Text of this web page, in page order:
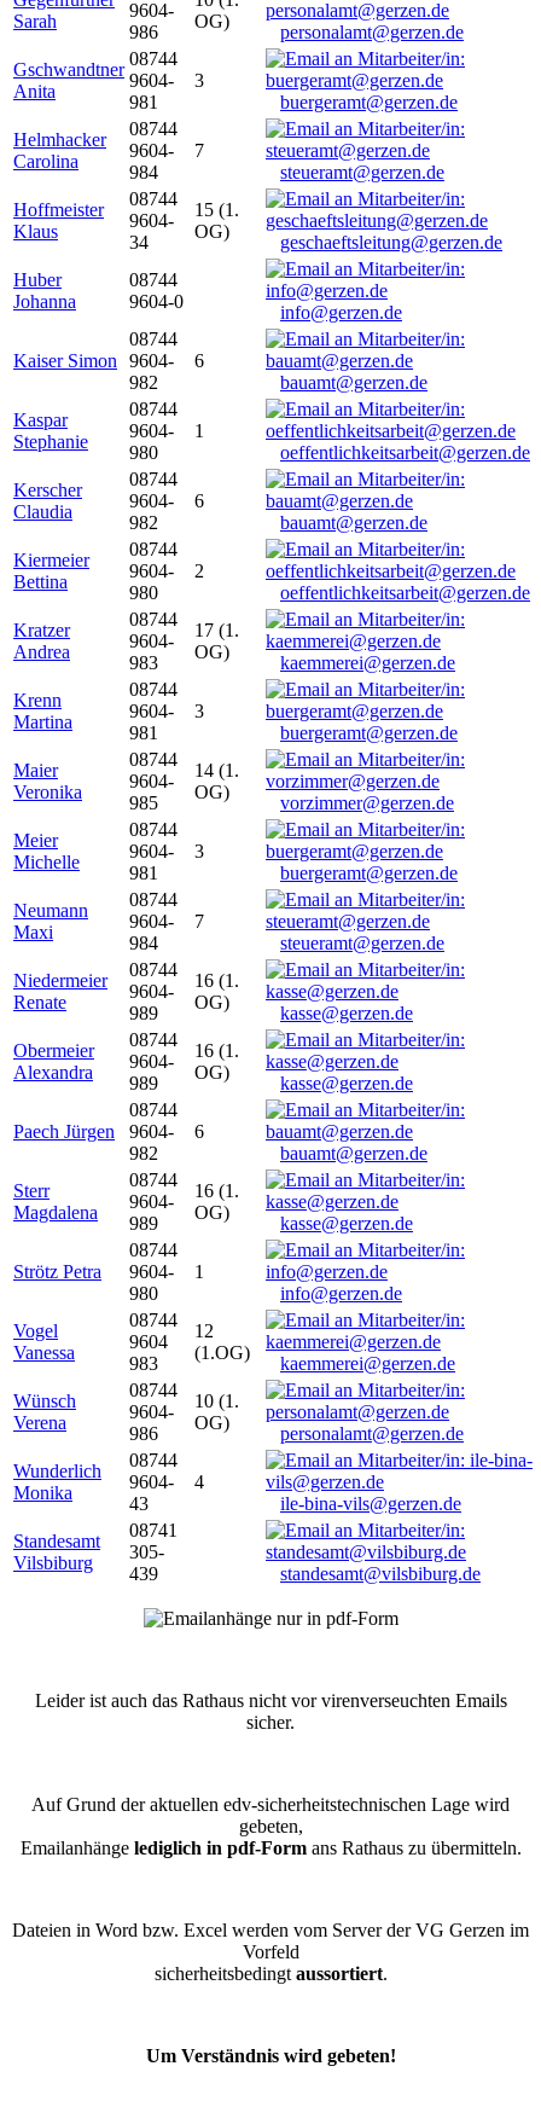
Sarah
9604-
986
OG)
personalamt@gerzen.de
Gschwandtner
Anita
08744
9604-
981
3
buergeramt@gerzen.de
Helmhacker
Carolina
08744
9604-
984
7
steueramt@gerzen.de
Hoffmeister
Klaus
08744
9604-
34
15 (1.
OG)
geschaeftsleitung@gerzen.de
Huber
Johanna
08744
9604-0
info@gerzen.de
Kaiser Simon
08744
9604-
982
6
bauamt@gerzen.de
Kaspar
Stephanie
08744
9604-
980
1
oeffentlichkeitsarbeit@gerzen.de
Kerscher
Claudia
08744
9604-
982
6
bauamt@gerzen.de
Kiermeier
Bettina
08744
9604-
980
2
oeffentlichkeitsarbeit@gerzen.de
Kratzer
Andrea
08744
9604-
983
17 (1.
OG)
kaemmerei@gerzen.de
Krenn
Martina
08744
9604-
981
3
buergeramt@gerzen.de
Maier
Veronika
08744
9604-
985
14 (1.
OG)
vorzimmer@gerzen.de
Meier
Michelle
08744
9604-
981
3
buergeramt@gerzen.de
Neumann
Maxi
08744
9604-
984
7
steueramt@gerzen.de
Niedermeier
Renate
08744
9604-
989
16 (1.
OG)
kasse@gerzen.de
Obermeier
Alexandra
08744
9604-
989
16 (1.
OG)
kasse@gerzen.de
Paech Jürgen
08744
9604-
982
6
bauamt@gerzen.de
Sterr
Magdalena
08744
9604-
989
16 (1.
OG)
kasse@gerzen.de
Strötz Petra
08744
9604-
980
1
info@gerzen.de
Vogel
Vanessa
08744
9604
983
12
(1.OG)
kaemmerei@gerzen.de
Wünsch
Verena
08744
9604-
986
10 (1.
OG)
personalamt@gerzen.de
Wunderlich
Monika
08744
9604-
43
4
ile-bina-vils@gerzen.de
Standesamt
Vilsbiburg
08741
305-
439
standesamt@vilsbiburg.de
Leider ist auch das Rathaus nicht vor virenverseuchten Emails
sicher.
Auf Grund der aktuellen edv-sicherheitstechnischen Lage wird
gebeten,
Emailanhänge lediglich in pdf-Formans Rathaus zu übermitteln.
Dateien in Word bzw. Excel werden vom Server der VG Gerzen im
Vorfeld
sicherheitsbedingt aussortiert.
Um Verständnis wird gebeten!